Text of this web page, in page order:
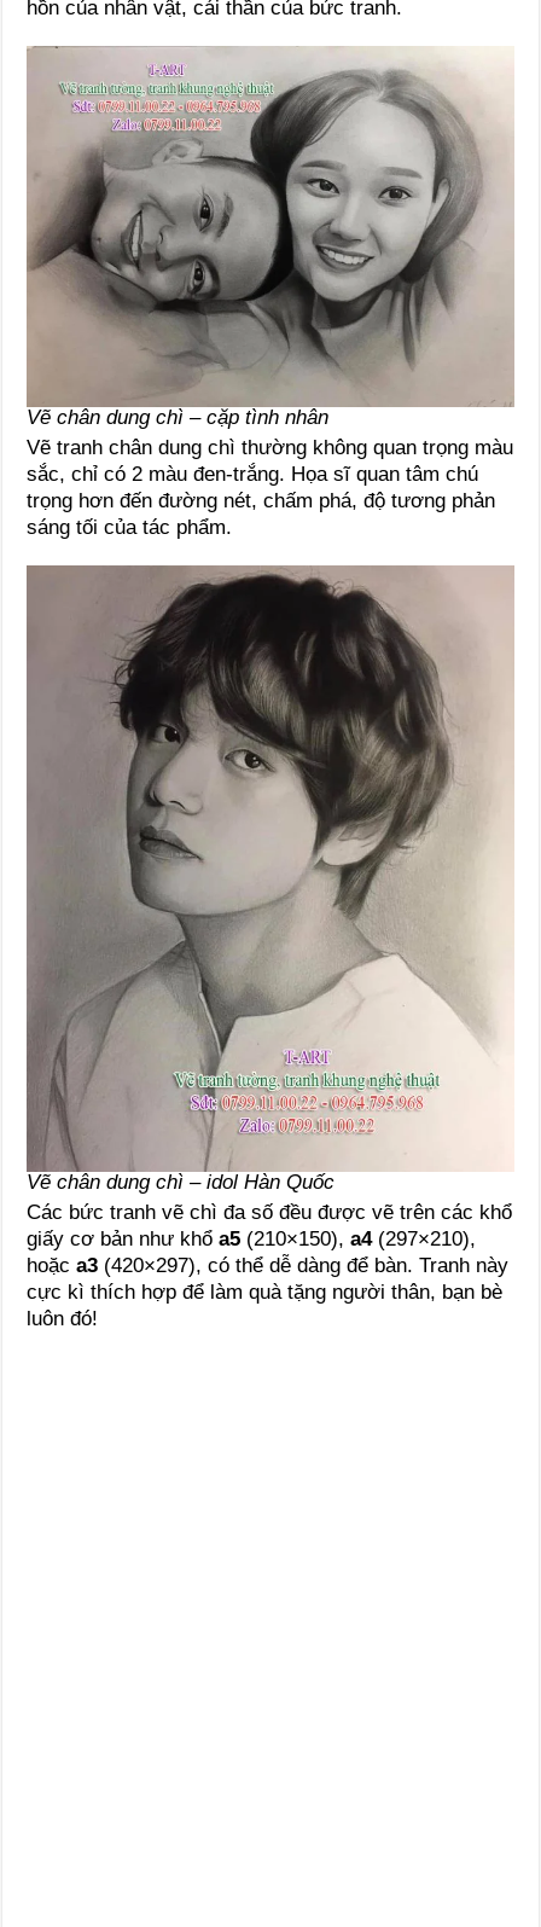
hồn của nhân vật, cái thần của bức tranh.
Vẽ chân dung chì – cặp tình nhân
Vẽ tranh chân dung chì thường không quan trọng màu
sắc, chỉ có 2 màu đen-trắng. Họa sĩ quan tâm chú
trọng hơn đến đường nét, chấm phá, độ tương phản
sáng tối của tác phẩm.
Vẽ chân dung chì – idol Hàn Quốc
Các bức tranh vẽ chì đa số đều được vẽ trên các khổ
giấy cơ bản như khổa5 (210×150),a4 (297×210),
hoặca3 (420×297), có thể dễ dàng để bàn. Tranh này
cực kì thích hợp để làm quà tặng người thân, bạn bè
luôn đó!